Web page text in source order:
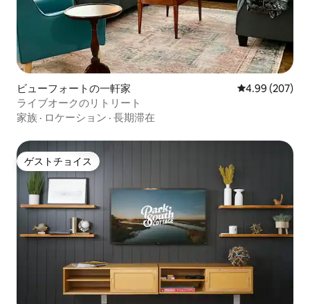
ビューフォートの一軒家 レビュー207
4.99 (207)
ライブオークのリトリート
家族 · ロケーション · 長期滞在
ゲストチョイス
ゲストチョイス